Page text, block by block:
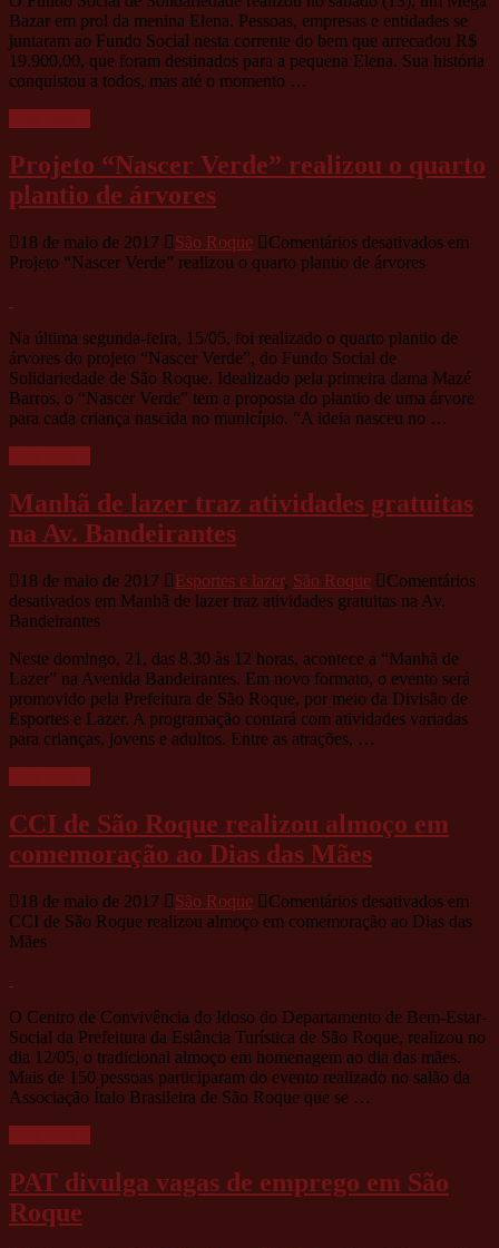
Bazar em prol da menina Elena. Pessoas, empresas e entidades se
juntaram ao Fundo Social nesta corrente do bem que arrecadou R$
19.900,00, que foram destinados para a pequena Elena. Sua história
conquistou a todos, mas até o momento …
Projeto “Nascer Verde” realizou o quarto
plantio de árvores
18 de maio de 2017 São Roque Comentários desativados em
Projeto “Nascer Verde” realizou o quarto plantio de árvores
Na última segunda-feira, 15/05, foi realizado o quarto plantio de
árvores do projeto “Nascer Verde”, do Fundo Social de
Solidariedade de São Roque. Idealizado pela primeira dama Mazé
Barros, o “Nascer Verde” tem a proposta do plantio de uma árvore
para cada criança nascida no município. “A ideia nasceu no …
Manhã de lazer traz atividades gratuitas
na Av. Bandeirantes
18 de maio de 2017 Esportes e lazer, São Roque
Comentários
desativados em Manhã de lazer traz atividades gratuitas na Av.
Bandeirantes
Neste domingo, 21, das 8.30 às 12 horas, acontece a “Manhã de
Lazer” na Avenida Bandeirantes. Em novo formato, o evento será
promovido pela Prefeitura de São Roque, por meio da Divisão de
Esportes e Lazer. A programação contará com atividades variadas
para crianças, jovens e adultos. Entre as atrações, …
CCI de São Roque realizou almoço em
comemoração ao Dias das Mães
18 de maio de 2017 São Roque Comentários desativados em
CCI de São Roque realizou almoço em comemoração ao Dias das
Mães
O Centro de Convivência do Idoso do Departamento de Bem-Estar-
Social da Prefeitura da Estância Turística de São Roque, realizou no
dia 12/05, o tradicional almoço em homenagem ao dia das mães.
Mais de 150 pessoas participaram do evento realizado no salão da
Associação Ítalo Brasileira de São Roque que se …
PAT divulga vagas de emprego em São
Roque